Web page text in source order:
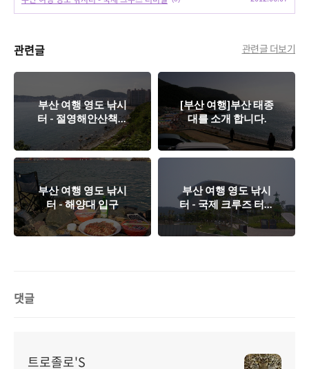
관련글 관련글 더보기
부산 여행 영도 낚시
터 - 절영해안산책로
(영선동 반도보라)
[부산 여행]부산 태종
대를 소개 합니다.
부산 여행 영도 낚시
터 - 해양대 입구
부산 여행 영도 낚시
터 - 국제 크루즈 터미
널
댓글
트로졸로'S